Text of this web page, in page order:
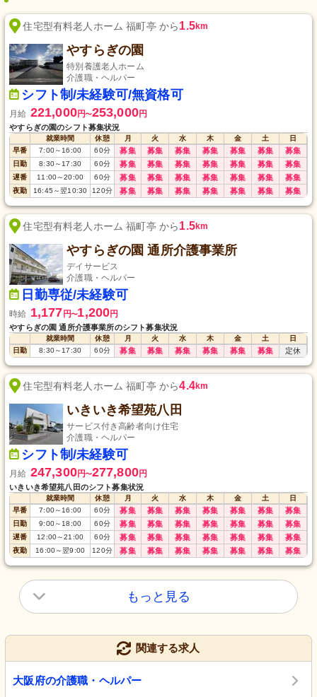
住宅型有料老人ホーム 福町亭 から1.5km
やすらぎの園
特別養護老人ホーム
介護職・ヘルパー
シフト制/未経験可/無資格可
月給 221,000円〜253,000円
やすらぎの園のシフト募集状況
就業時間 休憩 月 火 水 木 金 土
日
早番
7:00～ 16:00 60分 募集 募集 募集 募集 募集 募集 募集
日勤 8:30～ 17:30 60分 募集 募集 募集 募集 募集 募集 募集
遅番 11:00～20:00 60分 募集 募集 募集 募集 募集 募集 募集
夜勤 16:45 ～翌10:30 120分 募集 募集 募集 募集 募集 募集 募集
住宅型有料老人ホーム 福町亭 から1.5km
やすらぎの園 通所介護事業所
デイサービス
介護職・ヘルパー
日勤専従/未経験可
時給 1,177 円〜1,200円
やすらぎの園 通所介護事業所のシフト募集状況
就業時間 休憩 月 火 水 木 金 土
日
日勤
8:30～ 17:30 60分 募集 募集 募集 募集 募集 募集 定休
住宅型有料老人ホーム 福町亭 から4.4km
いきいき希望苑八田
サービス付き高齢者向け住宅
介護職・ヘルパー
シフト制/未経験可
月給 247,300円〜277,800円
いきいき希望苑八田のシフト募集状況
就業時間 休憩 月 火 水 木 金 土
日
早番
7:00～ 16:00 60分 募集 募集 募集 募集 募集 募集 募集
日勤 9:00～ 18:00 60分 募集 募集 募集 募集 募集 募集 募集
遅番 12:00～21:00 60分 募集 募集 募集 募集 募集 募集 募集
夜勤 16:00～翌9:00 120分 募集 募集 募集 募集 募集 募集 募集
もっと見る
関連する求人
大阪府の介護職・ヘルパー